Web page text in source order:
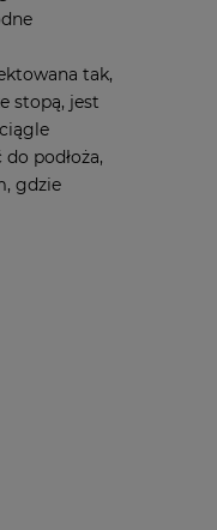
tak,
stopą, jest
podłoża,
gdzie